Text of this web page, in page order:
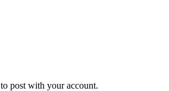
to post with your account.